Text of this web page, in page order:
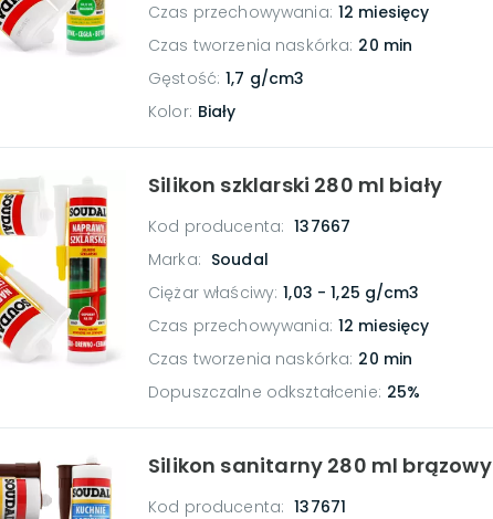
Czas przechowywania: 12 miesięcy
Czas tworzenia naskórka: 20 min
Gęstość: 1,7 g/cm3
Kolor: Biały
Silikon szklarski 280 ml biały
Kod producenta: 137667
Marka: Soudal
Ciężar właściwy: 1,03 - 1,25 g/cm3
Czas przechowywania: 12 miesięcy
Czas tworzenia naskórka: 20 min
Dopuszczalne odkształcenie: 25%
Silikon sanitarny 280 ml brązowy
Kod producenta: 137671